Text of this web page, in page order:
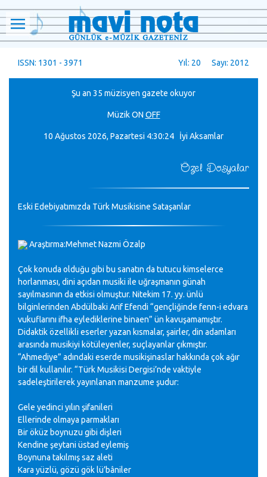
ISSN: 1301 - 3971 Yıl: 20 Sayı: 2012
Şu an 35 müzisyen gazete okuyor
MüzikON OFF
10 Ağustos 2026, Pazartesi 4:30:25 İyi Aksamlar
Özel Dosyalar
Eski Edebiyatımızda Türk Musikisine Sataşanlar
Araştırma:Mehmet Nazmi Özalp
Çok konuda olduğu gibi bu sanatın da tutucu kimselerce
horlanması, dini açıdan musiki ile uğraşmanın günah
sayılmasının da etkisi olmuştur. Nitekim 17. yy. ünlü
bilginlerinden Abdülbaki Arif Efendi “gençliğinde fenn-i edvara
vukuflarını ifha eylediklerine binaen” ün kavuşamamıştır.
Didaktik özellikli eserler yazan kısmalar, şairler, din adamları
arasında musikiyi kötüleyenler, suçlayanlar çıkmıştır.
“Ahmediye” adındaki eserde musikişinaslar hakkında çok ağır
bir dil kullanılır. “Türk Musikisi Dergisi’nde vaktiyle
sadeleştirilerek yayınlanan manzume şudur:
Gele yedinci yılın şifanileri
Ellerinde olmaya parmakları
Bir öküz boynuzu gibi dişleri
Kendine şeytani üstad eylemiş
Boynuna takılmış saz aleti
Kara yüzlü, gözü gök lü’bâniler